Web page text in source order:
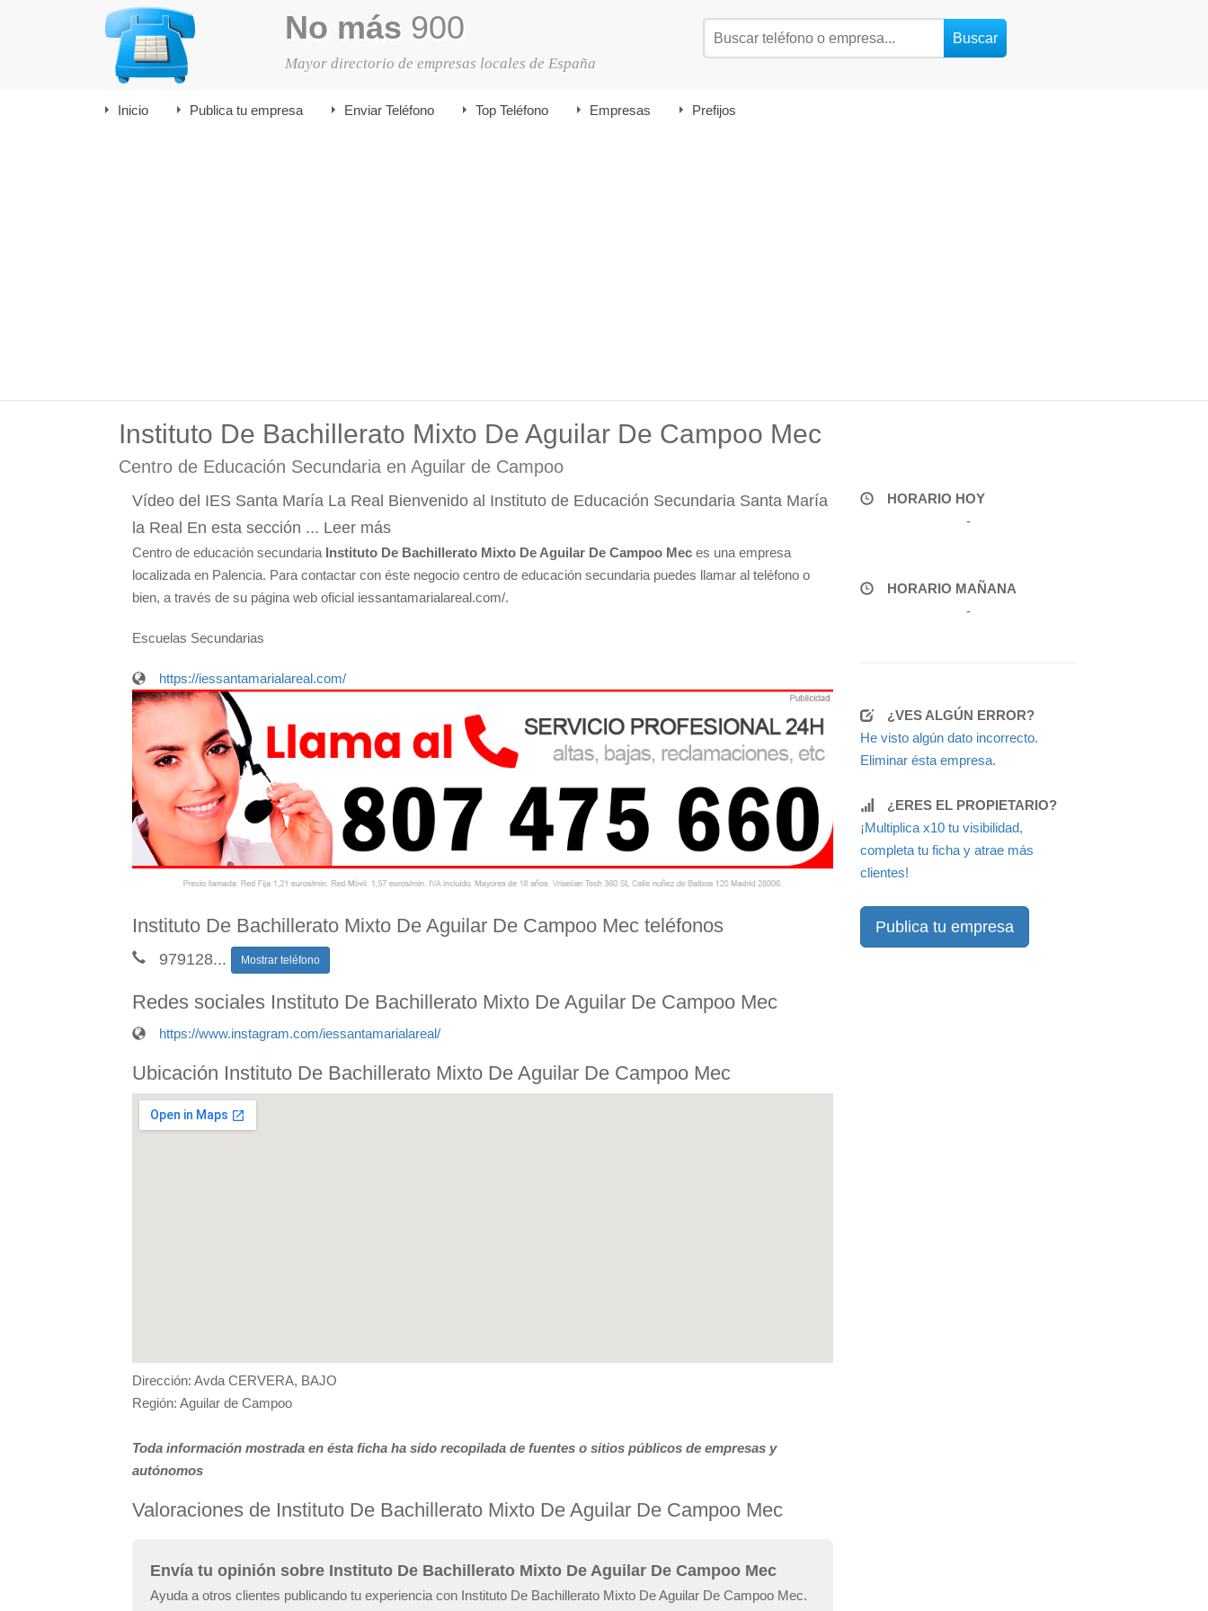
No más 900
Mayor directorio de empresas locales de España
Inicio Publica tu empresa Enviar Teléfono Top Teléfono Empresas Prefijos
Instituto De Bachillerato Mixto De Aguilar De Campoo Mec
Centro de Educación Secundaria en Aguilar de Campoo
Vídeo del IES Santa María La Real Bienvenido al Instituto de Educación Secundaria Santa María
la Real En esta sección ... Leer más
Centro de educación secundaria Instituto De Bachillerato Mixto De Aguilar De Campoo Mec es una empresa
localizada en Palencia. Para contactar con éste negocio centro de educación secundaria puedes llamar al teléfono o
bien, a través de su página web oficial iessantamarialareal.com/.
Escuelas Secundarias
https://iessantamarialareal.com/
Instituto De Bachillerato Mixto De Aguilar De Campoo Mec teléfonos
979128... Mostrar teléfono
Redes sociales Instituto De Bachillerato Mixto De Aguilar De Campoo Mec
https://www.instagram.com/iessantamarialareal/
Ubicación Instituto De Bachillerato Mixto De Aguilar De Campoo Mec
Dirección: Avda CERVERA, BAJO
Región: Aguilar de Campoo
Toda información mostrada en ésta ficha ha sido recopilada de fuentes o sitios públicos de empresas y
autónomos
Valoraciones de Instituto De Bachillerato Mixto De Aguilar De Campoo Mec
Envía tu opinión sobre Instituto De Bachillerato Mixto De Aguilar De Campoo Mec
Ayuda a otros clientes publicando tu experiencia con Instituto De Bachillerato Mixto De Aguilar De Campoo Mec.
HORARIO HOY
-
HORARIO MAÑANA
-
¿VES ALGÚN ERROR?
He visto algún dato incorrecto.
Eliminar ésta empresa.
¿ERES EL PROPIETARIO?
¡Multiplica x10 tu visibilidad,
completa tu ficha y atrae más
clientes!
Publica tu empresa